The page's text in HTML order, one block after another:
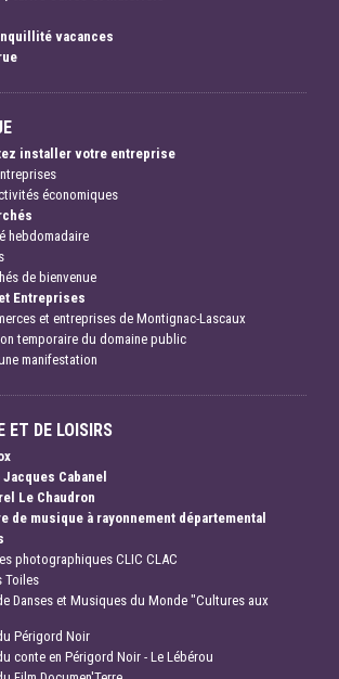
vacances
installer votre entreprise
économiques
hebdomadaire
de bienvenue
Entreprises
et entreprises de Montignac-Lascaux
temporaire du domaine public
manifestation
ET DE LOISIRS
Cabanel
Le Chaudron
de musique à rayonnement départemental
photographiques CLIC CLAC
Toiles
Danses et Musiques du Monde "Cultures aux
Périgord Noir
conte en Périgord Noir - Le Lébérou